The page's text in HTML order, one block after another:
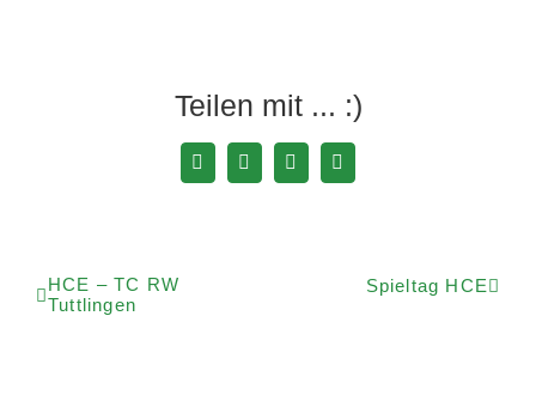
Teilen mit ... :)
FacebookWhatsApp
Telegram
E-
Mail
HCE – TC RW
Tuttlingen
Spieltag HCE